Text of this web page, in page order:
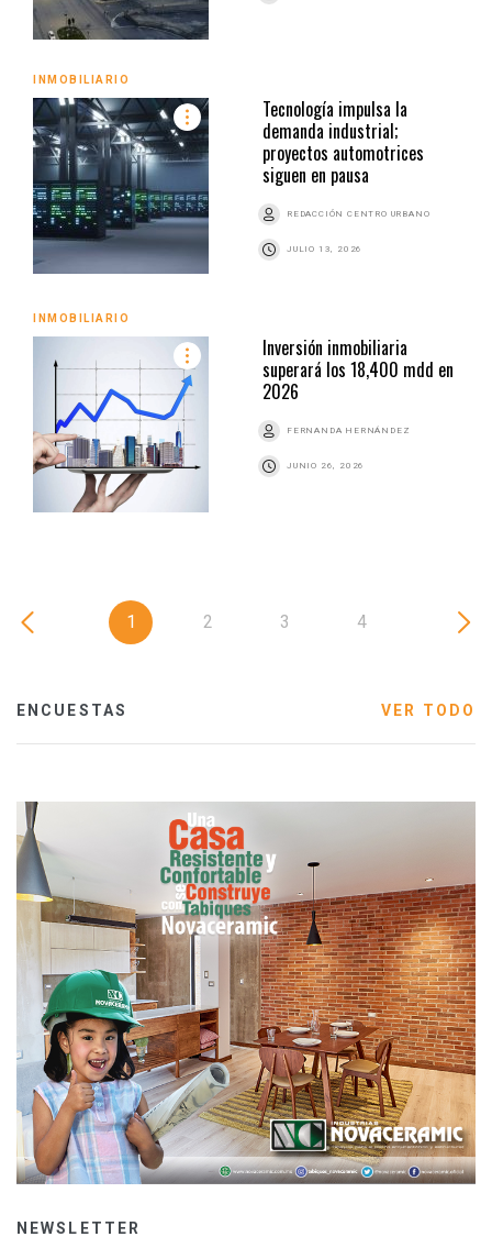
INMOBILIARIO
Tecnología impulsa la
demanda industrial;
proyectos automotrices
siguen en pausa
REDACCIÓN CENTRO URBANO
JULIO 13, 2026
INMOBILIARIO
Inversión inmobiliaria
superará los 18,400 mdd en
2026
FERNANDA HERNÁNDEZ
JUNIO 26, 2026
1 2 3 4
ENCUESTAS VER TODO
NEWSLETTER